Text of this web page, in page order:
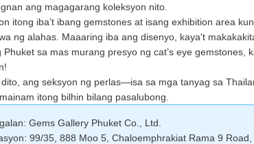
ang magagarang koleksyon nito.
itong iba’t ibang gemstones at isang exhibition area
ng alahas. Maaaring iba ang disenyo, kaya't
Phuket sa mas murang presyo ng cat’s eye gemstones,
dito, ang seksyon ng perlas—isa sa mga tanyag sa
mainam itong bilhin bilang pasalubong.
Gems Gallery Phuket Co., Ltd.
99/35, 888 Moo 5, Chaloemphrakiat Rama 9